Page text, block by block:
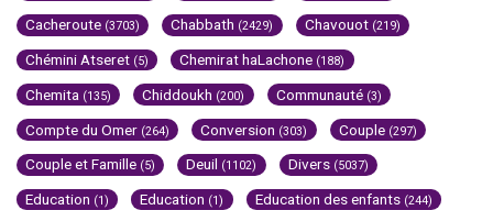
Cacheroute (3703) Chabbath (2429) Chavouot (219)
Chémini Atseret (5) Chemirat haLachone (188)
Chemita (135) Chiddoukh (200) Communauté (3)
Compte du Omer (264) Conversion (303) Couple (297)
Couple et Famille (5) Deuil (1102) Divers (5037)
Education (1) Education (1) Education des enfants (244)